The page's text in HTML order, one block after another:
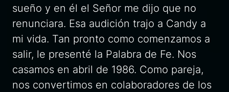
sueño y en él el Señor me dijo que no
renunciara. Esa audición trajo a Candy a
mi vida. Tan pronto como comenzamos a
salir, le presenté la Palabra de Fe. Nos
casamos en abril de 1986. Como pareja,
nos convertimos en colaboradores de los